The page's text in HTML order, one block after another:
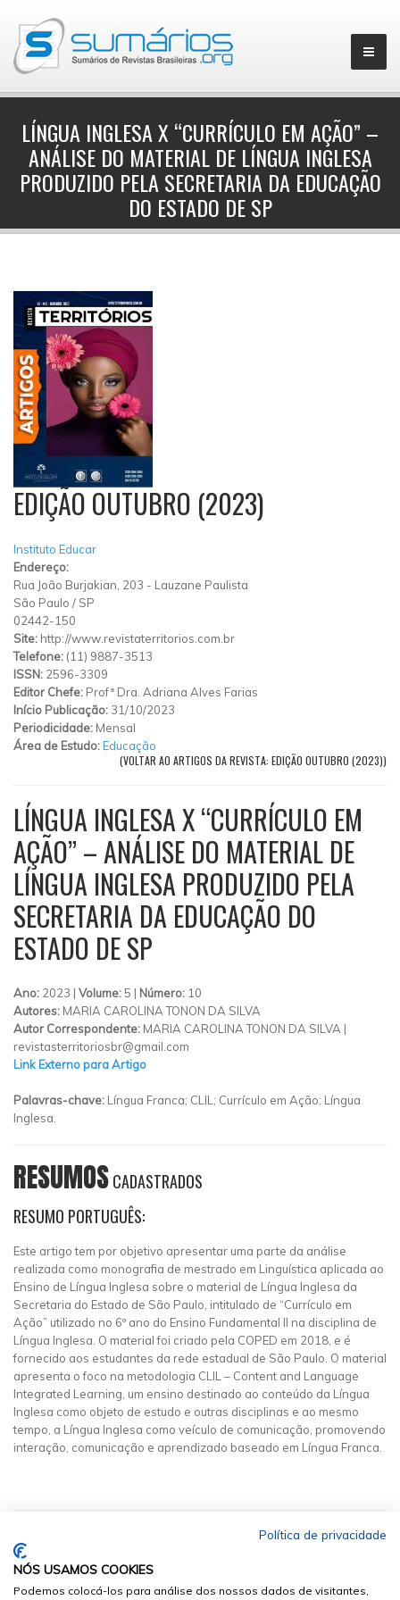
▼
LÍNGUA INGLESA X “CURRÍCULO EM AÇÃO” –
ANÁLISE DO MATERIAL DE LÍNGUA INGLESA
PRODUZIDO PELA SECRETARIA DA EDUCAÇÃO
DO ESTADO DE SP
EDIÇÃO OUTUBRO (2023)
Instituto Educar
Endereço:
Rua João Burjakian, 203 - Lauzane Paulista
São Paulo / SP
02442-150
Site: http://www.revistaterritorios.com.br
Telefone: (11) 9887-3513
ISSN: 2596-3309
Editor Chefe: Profª Dra. Adriana Alves Farias
Início Publicação: 31/10/2023
Periodicidade: Mensal
Área de Estudo:Educação
(VOLTAR AO ARTIGOS DA REVISTA: EDIÇÃO OUTUBRO (2023))
LÍNGUA INGLESA X “CURRÍCULO EM
AÇÃO” – ANÁLISE DO MATERIAL DE
LÍNGUA INGLESA PRODUZIDO PELA
SECRETARIA DA EDUCAÇÃO DO
ESTADO DE SP
Ano: 2023 | Volume:5 | Número: 10
Autores: MARIA CAROLINA TONON DA SILVA
Autor Correspondente: MARIA CAROLINA TONON DA SILVA |
revistasterritoriosbr@gmail.com
Link Externo para Artigo
Palavras-chave: Língua Franca; CLIL; Currículo em Ação; Língua
Inglesa.
RESUMOSCADASTRADOS
RESUMO PORTUGUÊS:
Este artigo tem por objetivo apresentar uma parte da análise
realizada como monografia de mestrado em Linguística aplicada ao
Ensino de Língua Inglesa sobre o material de Língua Inglesa da
Secretaria do Estado de São Paulo, intitulado de “Currículo em
Ação” utilizado no 6º ano do Ensino Fundamental II na disciplina de
Língua Inglesa. O material foi criado pela COPED em 2018, e é
fornecido aos estudantes da rede estadual de São Paulo. O material
apresenta o foco na metodologia CLIL – Content and Language
Integrated Learning, um ensino destinado ao conteúdo da Língua
Inglesa como objeto de estudo e outras disciplinas e ao mesmo
tempo, a Língua Inglesa como veículo de comunicação, promovendo
interação, comunicação e aprendizado baseado em Língua Franca.
Política de privacidade
NÓS USAMOS COOKIES
Podemos colocá-los para análise dos nossos dados de visitantes,